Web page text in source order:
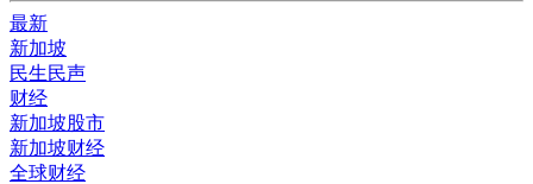
最新
新加坡
民生民声
财经
新加坡股市
新加坡财经
全球财经